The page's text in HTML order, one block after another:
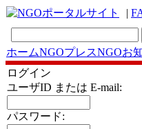
|
ホームNGOプレスNGOお
ログイン
ユーザID または E-mail:
パスワード: